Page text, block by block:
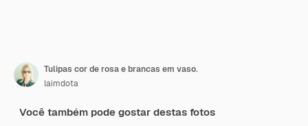
Tulipas cor de rosa e brancas em vaso.
laimdota
Você também pode gostar destas fotos